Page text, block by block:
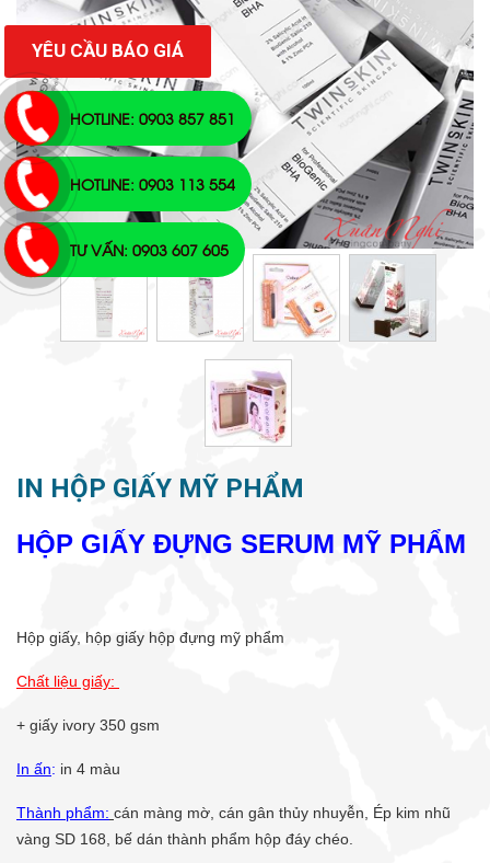
IN HỘP GIẤY MỸ PHẨM
HỘP GIẤY ĐỰNG SERUM MỸ PHẨM
Hộp giấy, hộp giấy hộp đựng mỹ phẩm
Chất liệu giấy:
+ giấy ivory 350 gsm
In ấn: in 4 màu
Thành phẩm: cán màng mờ, cán gân thủy nhuyễn, Ép kim nhũ
vàng SD 168, bế dán thành phẩm hộp đáy chéo.
YÊU CẦU BÁO GIÁ
TƯ VẤN: 0903 607 605
HOTLINE: 0903 113 554
HOTLINE: 0903 857 851